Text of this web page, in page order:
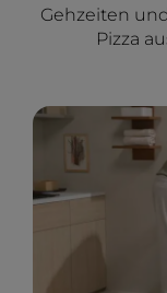
Gehzeiten
Pizza